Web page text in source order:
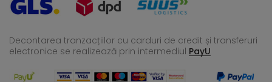
Decontarea tranzacțiilor cu carduri de credit și transferuri
electronice se realizează prin intermediul PayU